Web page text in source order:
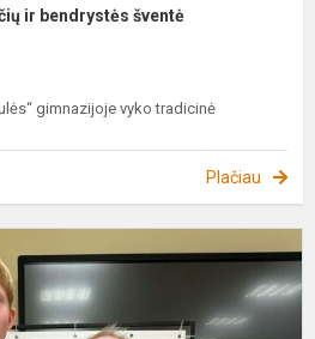
ir bendrystės šventė
gimnazijoje vyko tradicinė
Plačiau